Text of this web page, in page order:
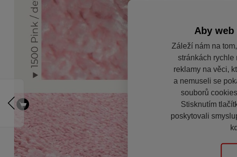
Aby
Záleží nám na
stránkách rychle
reklamy na věci,
a nemuseli se
souborů
Stisknutím
poskytovali